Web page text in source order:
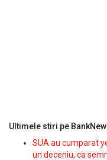
Ultimele stiri pe
SUA au cumparat
un deceniu, ca